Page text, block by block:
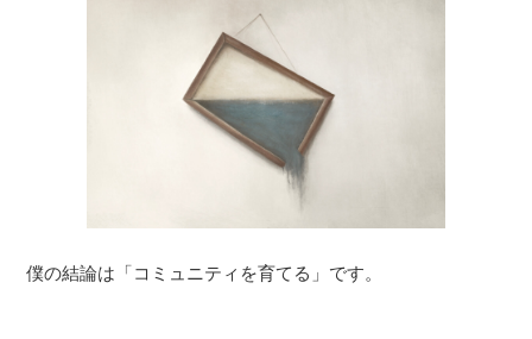
僕の結論は「コミュニティを育てる」です。